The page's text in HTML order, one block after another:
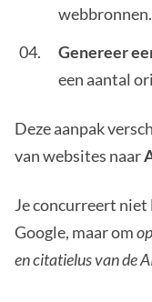
webbronnen.
Genereer
een aantal
Deze aanpak
van websites naar
Je concurreert niet
Google, maar om
en citatielus van de